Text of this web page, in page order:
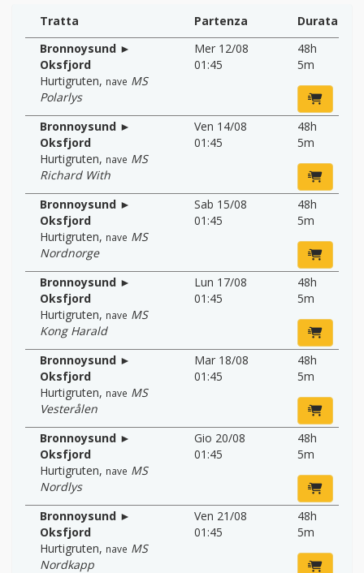
Tratta Partenza
Durata
Bronnoysund ►
Oksfjord
Hurtigruten, nave MS
Polarlys
Mer 12/08
01:45
48h
5m
Bronnoysund ►
Oksfjord
Hurtigruten, nave MS
Richard With
Ven 14/08
01:45
48h
5m
Bronnoysund ►
Oksfjord
Hurtigruten, nave MS
Nordnorge
Sab 15/08
01:45
48h
5m
Bronnoysund ►
Oksfjord
Hurtigruten, nave MS
Kong Harald
Lun 17/08
01:45
48h
5m
Bronnoysund ►
Oksfjord
Hurtigruten, nave MS
Vesterålen
Mar 18/08
01:45
48h
5m
Bronnoysund ►
Oksfjord
Hurtigruten, nave MS
Nordlys
Gio 20/08
01:45
48h
5m
Bronnoysund ►
Oksfjord
Hurtigruten, nave MS
Nordkapp
Ven 21/08
01:45
48h
5m